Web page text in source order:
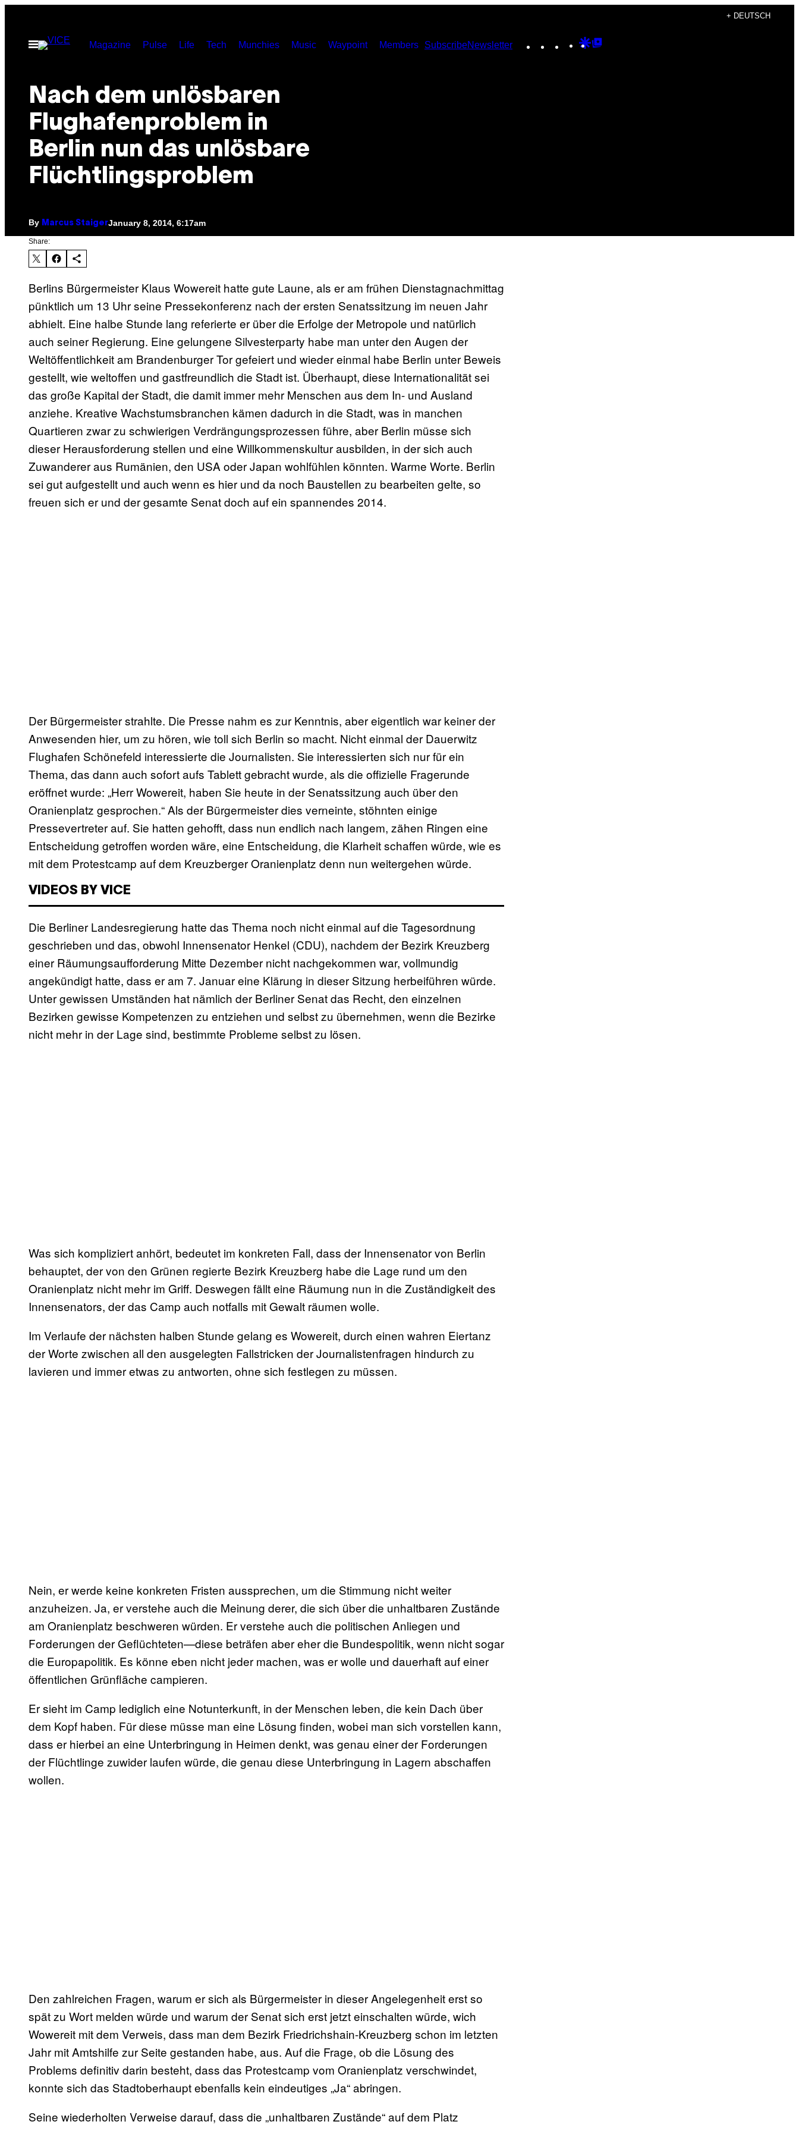
content
+ DEUTSCH
Open
Menu
Magazine Pulse Life Tech Munchies Music Waypoint Members SubscribeNewsletter Instagram
TikTokYouTube
Google
Nach dem unlösbaren
Flughafenproblem in
Berlin nun das unlösbare
Flüchtlingsproblem
By Marcus StaigerJanuary 8, 2014, 6:17am
Share:
Berlins Bürgermeister Klaus Wowereit hatte gute Laune, als er am frühen Dienstagnachmittag
pünktlich um 13 Uhr seine Pressekonferenz nach der ersten Senatssitzung im neuen Jahr
abhielt. Eine halbe Stunde lang referierte er über die Erfolge der Metropole und natürlich
auch seiner Regierung. Eine gelungene Silvesterparty habe man unter den Augen der
Weltöffentlichkeit am Brandenburger Tor gefeiert und wieder einmal habe Berlin unter Beweis
gestellt, wie weltoffen und gastfreundlich die Stadt ist. Überhaupt, diese Internationalität sei
das große Kapital der Stadt, die damit immer mehr Menschen aus dem In- und Ausland
anziehe. Kreative Wachstumsbranchen kämen dadurch in die Stadt, was in manchen
Quartieren zwar zu schwierigen Verdrängungsprozessen führe, aber Berlin müsse sich
dieser Herausforderung stellen und eine Willkommenskultur ausbilden, in der sich auch
Zuwanderer aus Rumänien, den USA oder Japan wohlfühlen könnten. Warme Worte. Berlin
sei gut aufgestellt und auch wenn es hier und da noch Baustellen zu bearbeiten gelte, so
freuen sich er und der gesamte Senat doch auf ein spannendes 2014.
Der Bürgermeister strahlte. Die Presse nahm es zur Kenntnis, aber eigentlich war keiner der
Anwesenden hier, um zu hören, wie toll sich Berlin so macht. Nicht einmal der Dauerwitz
Flughafen Schönefeld interessierte die Journalisten. Sie interessierten sich nur für ein
Thema, das dann auch sofort aufs Tablett gebracht wurde, als die offizielle Fragerunde
eröffnet wurde: „Herr Wowereit, haben Sie heute in der Senatssitzung auch über den
Oranienplatz gesprochen.“ Als der Bürgermeister dies verneinte, stöhnten einige
Pressevertreter auf. Sie hatten gehofft, dass nun endlich nach langem, zähen Ringen eine
Entscheidung getroffen worden wäre, eine Entscheidung, die Klarheit schaffen würde, wie es
mit dem Protestcamp auf dem Kreuzberger Oranienplatz denn nun weitergehen würde.
VIDEOS BY VICE
Die Berliner Landesregierung hatte das Thema noch nicht einmal auf die Tagesordnung
geschrieben und das, obwohl Innensenator Henkel (CDU), nachdem der Bezirk Kreuzberg
einer Räumungsaufforderung Mitte Dezember nicht nachgekommen war, vollmundig
angekündigt hatte, dass er am 7. Januar eine Klärung in dieser Sitzung herbeiführen würde.
Unter gewissen Umständen hat nämlich der Berliner Senat das Recht, den einzelnen
Bezirken gewisse Kompetenzen zu entziehen und selbst zu übernehmen, wenn die Bezirke
nicht mehr in der Lage sind, bestimmte Probleme selbst zu lösen.
Was sich kompliziert anhört, bedeutet im konkreten Fall, dass der Innensenator von Berlin
behauptet, der von den Grünen regierte Bezirk Kreuzberg habe die Lage rund um den
Oranienplatz nicht mehr im Griff. Deswegen fällt eine Räumung nun in die Zuständigkeit des
Innensenators, der das Camp auch notfalls mit Gewalt räumen wolle.
Im Verlaufe der nächsten halben Stunde gelang es Wowereit, durch einen wahren Eiertanz
der Worte zwischen all den ausgelegten Fallstricken der Journalistenfragen hindurch zu
lavieren und immer etwas zu antworten, ohne sich festlegen zu müssen.
Nein, er werde keine konkreten Fristen aussprechen, um die Stimmung nicht weiter
anzuheizen. Ja, er verstehe auch die Meinung derer, die sich über die unhaltbaren Zustände
am Oranienplatz beschweren würden. Er verstehe auch die politischen Anliegen und
Forderungen der Geflüchteten—diese beträfen aber eher die Bundespolitik, wenn nicht sogar
die Europapolitik. Es könne eben nicht jeder machen, was er wolle und dauerhaft auf einer
öffentlichen Grünfläche campieren.
Er sieht im Camp lediglich eine Notunterkunft, in der Menschen leben, die kein Dach über
dem Kopf haben. Für diese müsse man eine Lösung finden, wobei man sich vorstellen kann,
dass er hierbei an eine Unterbringung in Heimen denkt, was genau einer der Forderungen
der Flüchtlinge zuwider laufen würde, die genau diese Unterbringung in Lagern abschaffen
wollen.
Den zahlreichen Fragen, warum er sich als Bürgermeister in dieser Angelegenheit erst so
spät zu Wort melden würde und warum der Senat sich erst jetzt einschalten würde, wich
Wowereit mit dem Verweis, dass man dem Bezirk Friedrichshain-Kreuzberg schon im letzten
Jahr mit Amtshilfe zur Seite gestanden habe, aus. Auf die Frage, ob die Lösung des
Problems definitiv darin besteht, dass das Protestcamp vom Oranienplatz verschwindet,
konnte sich das Stadtoberhaupt ebenfalls kein eindeutiges „Ja“ abringen.
Seine wiederholten Verweise darauf, dass die „unhaltbaren Zustände“ auf dem Platz